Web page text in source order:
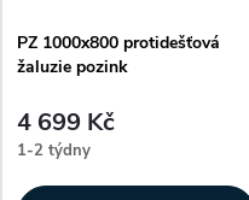
PZ 1000x800 protidešťová
žaluzie pozink
4 699 Kč
1-2 týdny